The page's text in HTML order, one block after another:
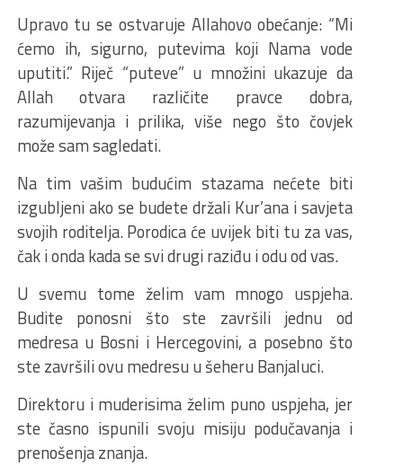
Upravo tu se ostvaruje Allahovo obećanje: “Mi
ćemo ih, sigurno, putevima koji Nama vode
uputiti.” Riječ “puteve” u množini ukazuje da
Allah otvara različite pravce dobra,
razumijevanja i prilika, više nego što čovjek
može sam sagledati.
Na tim vašim budućim stazama nećete biti
izgubljeni ako se budete držali Kur’ana i savjeta
svojih roditelja. Porodica će uvijek biti tu za vas,
čak i onda kada se svi drugi raziđu i odu od vas.
U svemu tome želim vam mnogo uspjeha.
Budite ponosni što ste završili jednu od
medresa u Bosni i Hercegovini, a posebno što
ste završili ovu medresu u šeheru Banjaluci.
Direktoru i muderisima želim puno uspjeha, jer
ste časno ispunili svoju misiju podučavanja i
prenošenja znanja.